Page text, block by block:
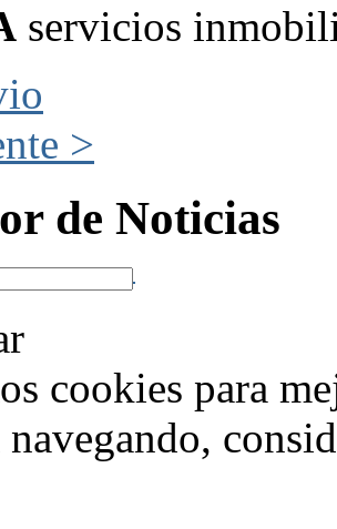
servicios
>
de Noticias
cookies para